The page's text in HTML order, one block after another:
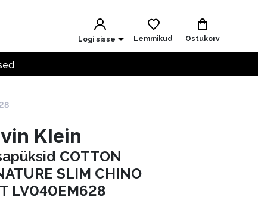
Logi sisse Lemmikud Ostukorv
Klein
COTTON
SLIM CHINO
LV040EM628